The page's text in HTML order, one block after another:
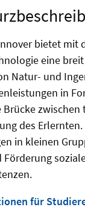
bietet mit
eine
Natur- und
in
des
in kleinen
für